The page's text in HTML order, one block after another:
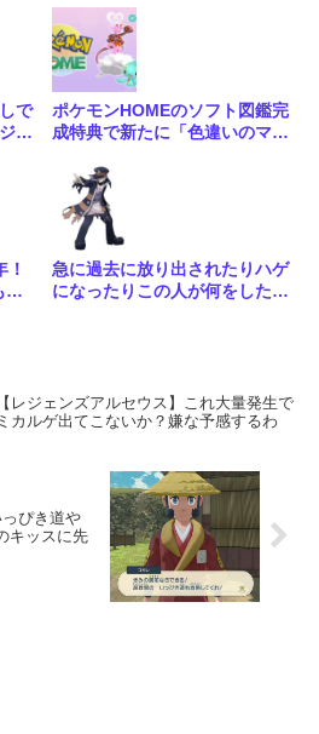
で
し
ポケモンHOMEのソフト図鑑完
成特典で新たに「色違いのマナ
が配布決定！
き
急に過去に放り出されたりハゲ
になったりこの人が何をしたっ
【レジェンズアルセウス】これ大量発生で
ミカルゲ出てこないか？嫌な予感するわ
っぴき道や
キッスに先